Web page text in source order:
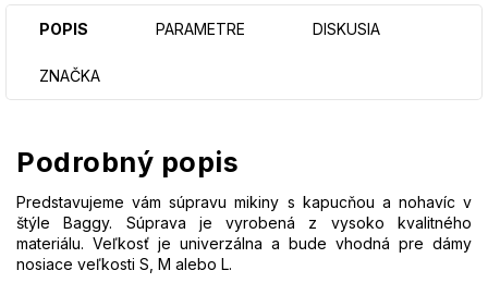
POPIS PARAMETRE DISKUSIA
ZNAČKA
Podrobný popis
Predstavujeme vám súpravu mikiny s kapucňou a nohavíc v
štýle Baggy. Súprava je vyrobená z vysoko kvalitného
materiálu. Veľkosť je univerzálna a bude vhodná pre dámy
nosiace veľkosti S, M alebo L.